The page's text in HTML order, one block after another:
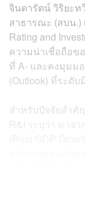
จินดารัตน์ วิริยะ
สาธารณะ (สบน.)
Rating and
ความน่าเชื่อถือข
ที่ A- และคงมุมม
(Outlook) ที่ระดับ
สำหรับปัจจัยสำคั
R&I ระบุว่า มาจา
ตอบโต้